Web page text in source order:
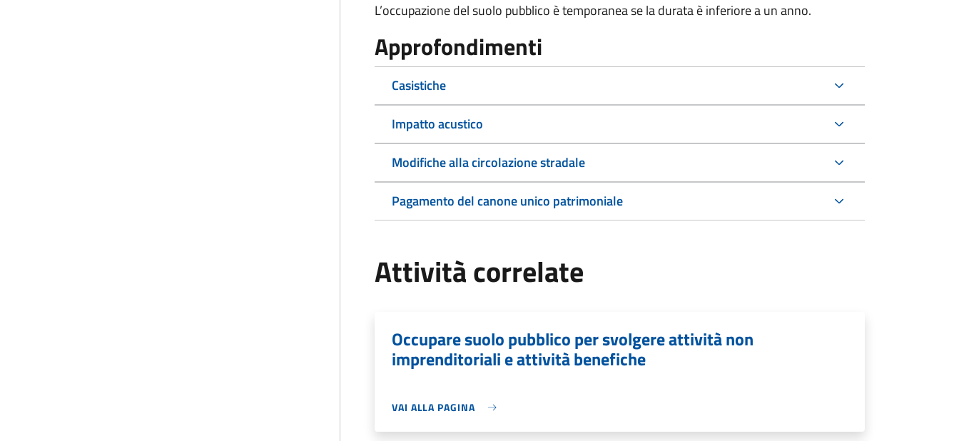
L’occupazione del suolo pubblico è temporanea se la durata è inferiore a un anno.
Approfondimenti
Casistiche
Impatto acustico
Modifiche alla circolazione stradale
Pagamento del canone unico patrimoniale
Attività correlate
Occupare suolo pubblico per svolgere attività non
imprenditoriali e attività benefiche
VAI ALLA PAGINA